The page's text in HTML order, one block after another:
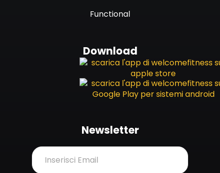
Functional
Download
Newsletter